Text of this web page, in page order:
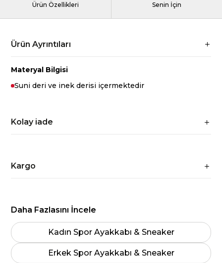
Ürün Özellikleri Senin İçin
Ürün Ayrıntıları
Materyal Bilgisi
Suni deri ve inek derisi içermektedir
Kolay iade
Kargo
Daha Fazlasını İncele
Kadın Spor Ayakkabı & Sneaker
Erkek Spor Ayakkabı & Sneaker